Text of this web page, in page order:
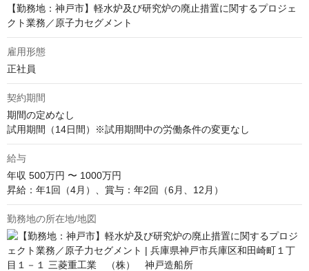
【勤務地：神戸市】軽水炉及び研究炉の廃止措置に関するプロジェ
クト業務／原子力セグメント
雇用形態
正社員
契約期間
期間の定めなし
試用期間（14日間）※試用期間中の労働条件の変更なし
給与
年収 500万円 〜 1000万円
昇給：年1回（4月）、賞与：年2回（6月、12月）
勤務地の所在地/地図